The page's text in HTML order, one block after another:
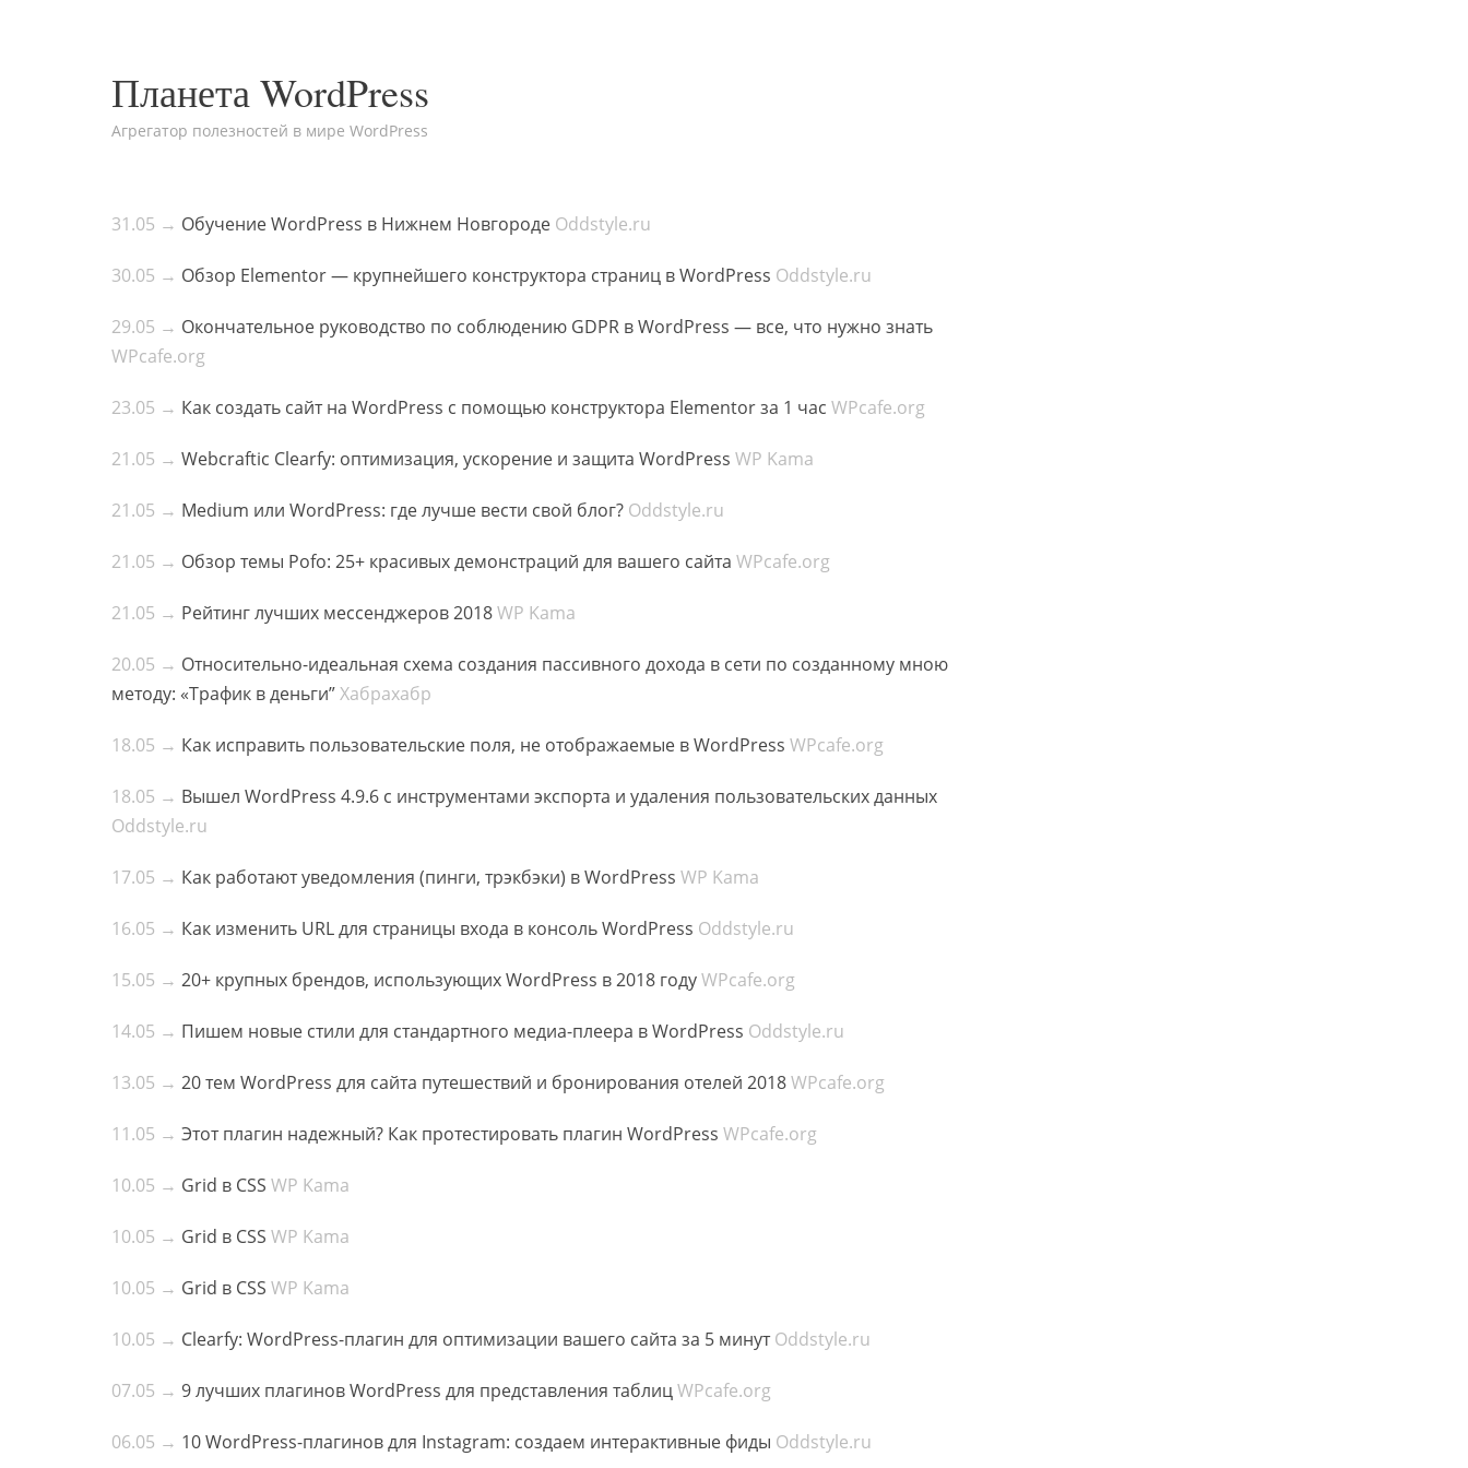
Планета WordPress
Агрегатор полезностей в мире WordPress
31.05 → Обучение WordPress в Нижнем Новгороде Oddstyle.ru
30.05 → Обзор Elementor — крупнейшего конструктора страниц в WordPress Oddstyle.ru
29.05 → Окончательное руководство по соблюдению GDPR в WordPress — все, что нужно знать
WPcafe.org
23.05 → Как создать сайт на WordPress с помощью конструктора Elementor за 1 час WPcafe.org
21.05 → Webcraftic Clearfy: оптимизация, ускорение и защита WordPress WP Kama
21.05 → Medium или WordPress: где лучше вести свой блог? Oddstyle.ru
21.05 → Обзор темы Pofo: 25+ красивых демонстраций для вашего сайта WPcafe.org
21.05 → Рейтинг лучших мессенджеров 2018WP Kama
20.05 → Относительно-идеальная схема создания пассивного дохода в сети по созданному мною
методу: «Трафик в деньги”Хабрахабр
18.05 → Как исправить пользовательские поля, не отображаемые в WordPress WPcafe.org
18.05 → Вышел WordPress 4.9.6 с инструментами экспорта и удаления пользовательских данных
Oddstyle.ru
17.05 → Как работают уведомления (пинги, трэкбэки) в WordPress WP Kama
16.05 → Как изменить URL для страницы входа в консоль WordPress Oddstyle.ru
15.05 → 20+ крупных брендов, использующих WordPress в 2018 годуWPcafe.org
14.05 → Пишем новые стили для стандартного медиа-плеера в WordPress Oddstyle.ru
13.05 → 20 тем WordPress для сайта путешествий и бронирования отелей 2018WPcafe.org
11.05 → Этот плагин надежный? Как протестировать плагин WordPress WPcafe.org
10.05 → Grid в CSS WP Kama
10.05 → Grid в CSS WP Kama
10.05 → Grid в CSS WP Kama
10.05 → Clearfy: WordPress-плагин для оптимизации вашего сайта за 5 минут Oddstyle.ru
07.05 → 9 лучших плагинов WordPress для представления таблицWPcafe.org
06.05 → 10 WordPress-плагинов для Instagram: создаем интерактивные фиды Oddstyle.ru